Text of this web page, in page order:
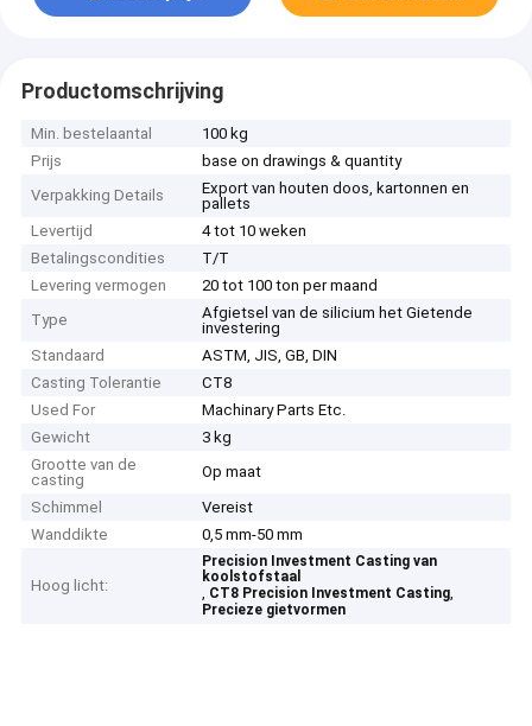
Productomschrijving
Min. bestelaantal
100 kg
Prijs
base on drawings & quantity
Verpakking Details
Export van houten doos, kartonnen en
pallets
Levertijd
4 tot 10 weken
Betalingscondities
T/T
Levering vermogen
20 tot 100 ton per maand
Type
Afgietsel van de silicium het Gietende
investering
Standaard
ASTM, JIS, GB, DIN
Casting Tolerantie
CT8
Used For
Machinary Parts Etc.
Gewicht
3 kg
Grootte van de
casting
Op maat
Schimmel
Vereist
Wanddikte
0,5 mm-50 mm
Hoog licht:
Precision Investment Casting van
koolstofstaal
, CT8 Precision Investment Casting,
Precieze gietvormen